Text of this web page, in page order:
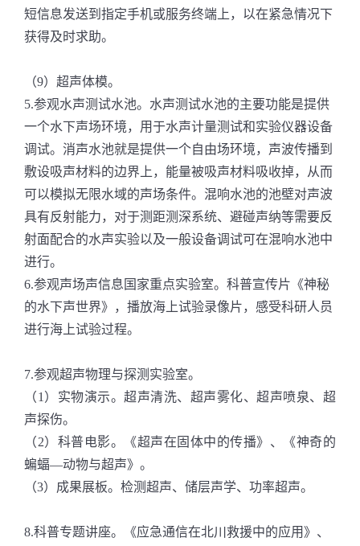
短信息发送到指定手机或服务终端上，以在紧急情况下
获得及时求助。
（9）超声体模。
5.参观水声测试水池。水声测试水池的主要功能是提供
一个水下声场环境，用于水声计量测试和实验仪器设备
调试。消声水池就是提供一个自由场环境，声波传播到
敷设吸声材料的边界上，能量被吸声材料吸收掉，从而
可以模拟无限水域的声场条件。混响水池的池壁对声波
具有反射能力，对于测距测深系统、避碰声纳等需要反
射面配合的水声实验以及一般设备调试可在混响水池中
进行。
6.参观声场声信息国家重点实验室。科普宣传片《神秘
的水下声世界》，播放海上试验录像片，感受科研人员
进行海上试验过程。
7.参观超声物理与探测实验室。
（1）实物演示。超声清洗、超声雾化、超声喷泉、超
声探伤。
（2）科普电影。《超声在固体中的传播》、《神奇的
蝙蝠—动物与超声》。
（3）成果展板。检测超声、储层声学、功率超声。
8.科普专题讲座。《应急通信在北川救援中的应用》、